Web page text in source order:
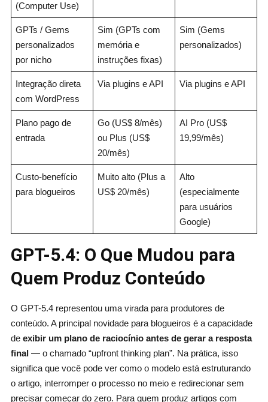
(Computer Use)
GPTs / Gems
personalizados
por nicho
Sim (GPTs com
memória e
instruções fixas)
Sim (Gems
personalizados)
Integração direta
com WordPress
Via plugins e API Via plugins e API
Plano pago de
entrada
Go (US$ 8/mês)
ou Plus (US$
20/mês)
AI Pro (US$
19,99/mês)
Custo-benefício
para blogueiros
Muito alto (Plus a
US$ 20/mês)
Alto
(especialmente
para usuários
Google)
GPT-5.4: O Que Mudou para
Quem Produz Conteúdo
O GPT-5.4 representou uma virada para produtores de
conteúdo. A principal novidade para blogueiros é a capacidade
de exibir um plano de raciocínio antes de gerar a resposta
final— o chamado “upfront thinking plan”. Na prática, isso
significa que você pode ver como o modelo está estruturando
o artigo, interromper o processo no meio e redirecionar sem
precisar começar do zero. Para quem produz artigos com